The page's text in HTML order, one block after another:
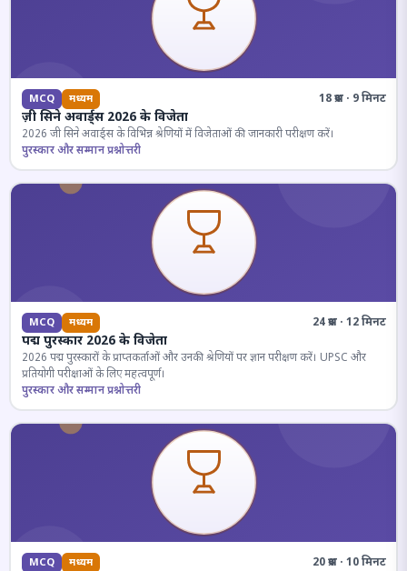
MCQ मध्यम 18 प्रश्न · 9 मिनट
ज़ी सिने अवार्ड्स 2026 के विजेता
2026 जी सिने अवार्ड्स के विभिन्न श्रेणियों में विजेताओं की जानकारी परीक्षण करें।
पुरस्कार और सम्मान प्रश्नोत्तरी
MCQ मध्यम 24 प्रश्न · 12 मिनट
पद्म पुरस्कार 2026 के विजेता
2026 पद्म पुरस्कारों के प्राप्तकर्ताओं और उनकी श्रेणियों पर ज्ञान परीक्षण करें। UPSC और
प्रतियोगी परीक्षाओं के लिए महत्वपूर्ण।
पुरस्कार और सम्मान प्रश्नोत्तरी
MCQ मध्यम 20 प्रश्न · 10 मिनट